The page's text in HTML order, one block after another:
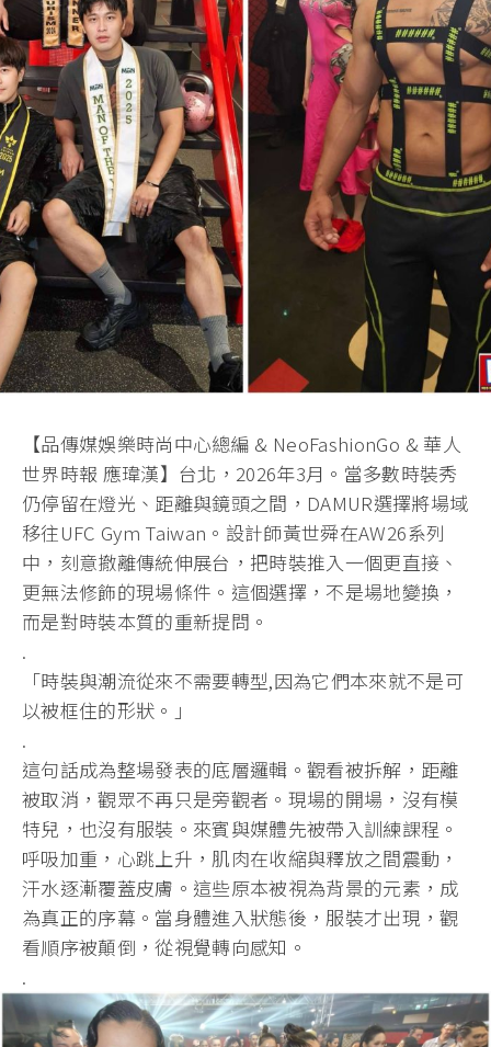
【品傳媒娛樂時尚中心總編 & NeoFashionGo & 華人
世界時報 應瑋漢】台北，2026年3月。當多數時裝秀
仍停留在燈光、距離與鏡頭之間，DAMUR選擇將場域
移往UFC Gym Taiwan。設計師黃世舜在AW26系列
中，刻意撤離傳統伸展台，把時裝推入一個更直接、
更無法修飾的現場條件。這個選擇，不是場地變換，
而是對時裝本質的重新提問。
.
「時裝與潮流從來不需要轉型,因為它們本來就不是可
以被框住的形狀。」
.
這句話成為整場發表的底層邏輯。觀看被拆解，距離
被取消，觀眾不再只是旁觀者。現場的開場，沒有模
特兒，也沒有服裝。來賓與媒體先被帶入訓練課程。
呼吸加重，心跳上升，肌肉在收縮與釋放之間震動，
汗水逐漸覆蓋皮膚。這些原本被視為背景的元素，成
為真正的序幕。當身體進入狀態後，服裝才出現，觀
看順序被顛倒，從視覺轉向感知。
.